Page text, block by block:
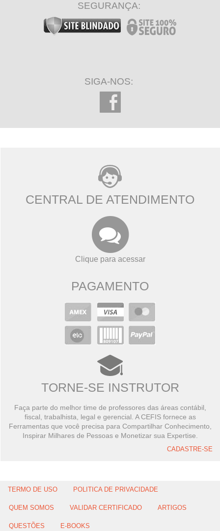
SEGURANÇA:
SIGA-NOS:
CENTRAL DE ATENDIMENTO
Clique para acessar
PAGAMENTO
TORNE-SE INSTRUTOR
Faça parte do melhor time de professores das áreas contábil,
fiscal, trabalhista, legal e gerencial. A CEFIS fornece as
Ferramentas que você precisa para Compartilhar Conhecimento,
Inspirar Milhares de Pessoas e Monetizar sua Expertise.
CADASTRE-SE
TERMO DE USO POLITICA DE PRIVACIDADE
QUEM SOMOS VALIDAR CERTIFICADO ARTIGOS
QUESTÕES E-BOOKS